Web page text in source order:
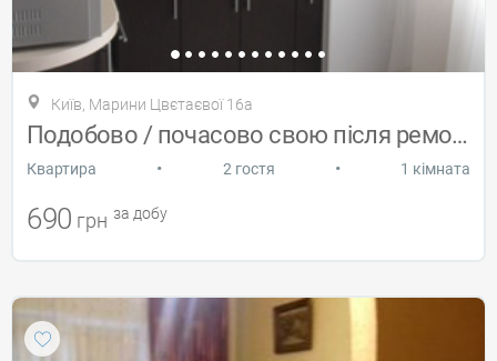
Київ, Марини Цвєтаєвої 16а
Подобово / почасово свою після ремонту
Квартира • 2 гостя • 1 кімната
690 грн за добу